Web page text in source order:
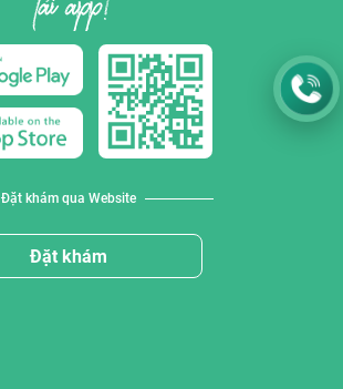
Đặt khám qua Website
Đặt khám